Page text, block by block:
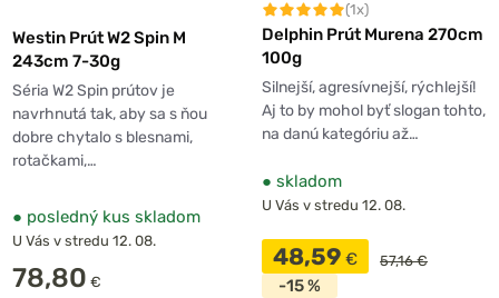
Westin Prút W2 Spin M
243cm 7-30g
Séria W2 Spin prútov je
navrhnutá tak, aby sa s ňou
dobre chytalo s blesnami,
rotačkami,…
● posledný kus skladom
U Vás v stredu 12. 08.
78,80 €
(1x)
Delphin Prút Murena 270cm
100g
Silnejší, agresívnejší, rýchlejší!
Aj to by mohol byť slogan tohto,
na danú kategóriu až…
● skladom
U Vás v stredu 12. 08.
48,59 € 57,16 €
-15 %